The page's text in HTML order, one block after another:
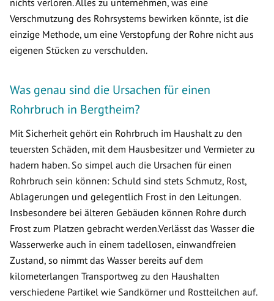
nichts verloren. Alles zu unternehmen, was eine
Verschmutzung des Rohrsystems bewirken könnte, ist die
einzige Methode, um eine Verstopfung der Rohre nicht aus
eigenen Stücken zu verschulden.
Was genau sind die Ursachen für einen
Rohrbruch in Bergtheim?
Mit Sicherheit gehört ein Rohrbruch im Haushalt zu den
teuersten Schäden, mit dem Hausbesitzer und Vermieter zu
hadern haben. So simpel auch die Ursachen für einen
Rohrbruch sein können: Schuld sind stets Schmutz, Rost,
Ablagerungen und gelegentlich Frost in den Leitungen.
Insbesondere bei älteren Gebäuden können Rohre durch
Frost zum Platzen gebracht werden.Verlässt das Wasser die
Wasserwerke auch in einem tadellosen, einwandfreien
Zustand, so nimmt das Wasser bereits auf dem
kilometerlangen Transportweg zu den Haushalten
verschiedene Partikel wie Sandkörner und Rostteilchen auf.